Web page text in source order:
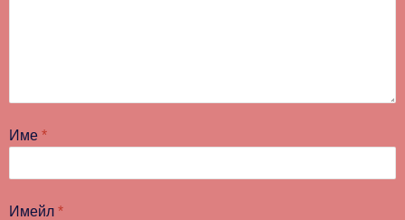
Име *
Имейл *